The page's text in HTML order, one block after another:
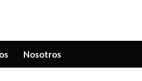
Nosotros